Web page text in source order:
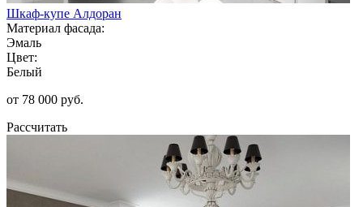
Шкаф-купе Алдоран
Материал фасада:
Эмаль
Цвет:
Белый
от 78 000 руб.
Рассчитать